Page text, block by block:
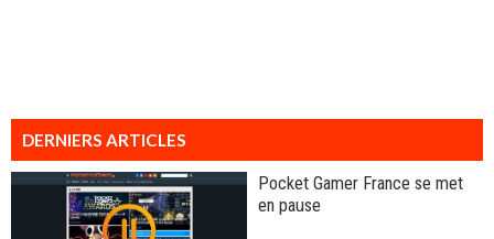
DERNIERS ARTICLES
Pocket Gamer France se met
en pause